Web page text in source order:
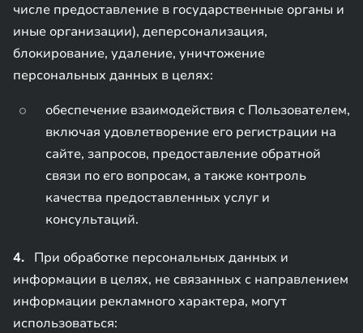
числе предоставление в государственные органы и
иные организации), деперсонализация,
блокирование, удаление, уничтожение
персональных данных в целях:
обеспечение взаимодействия с Пользователем,
включая удовлетворение его регистрации на
сайте, запросов, предоставление обратной
связи по его вопросам, а также контроль
качества предоставленных услуг и
консультаций.
4. При обработке персональных данных и
информации в целях, не связанных с направлением
информации рекламного характера, могут
использоваться: